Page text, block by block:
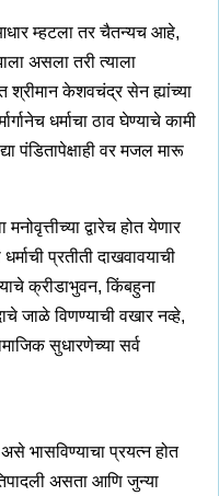
म्हटला तर चैतन्यच आहे,
असला तरी त्याला
श्रीमान केशवचंद्र सेन ह्यांच्या
धर्माचा ठाव घेण्याचे कामी
पंडितापेक्षाही वर मजल मारू
द्वारेच होत येणार
प्रतीती दाखवावयाची
क्रीडाभुवन, किंबहुना
जाळे विणण्याची वखार नव्हे,
सुधारणेच्या सर्व
भासविण्याचा प्रयत्न होत
असता आणि जुन्या